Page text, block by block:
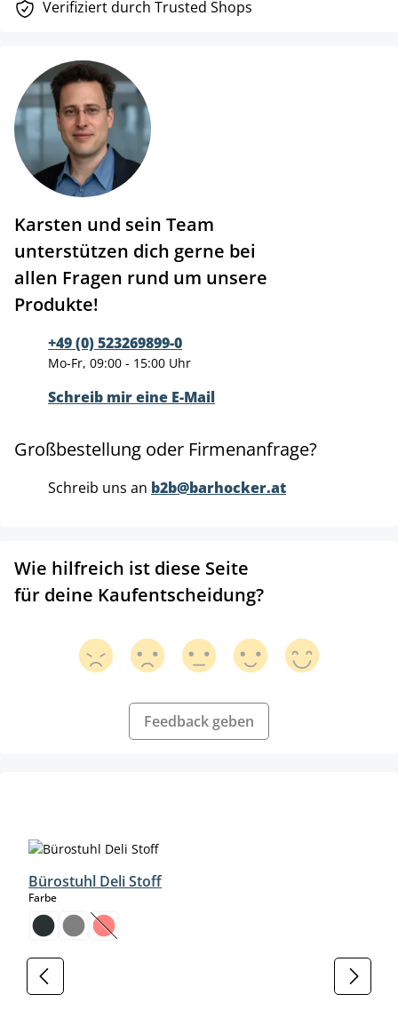
Verifiziert durch Trusted Shops
Karsten und sein Team
unterstützen dich gerne bei
allen Fragen rund um unsere
Produkte!
+49 (0) 523269899-0
Mo-Fr, 09:00 - 15:00 Uhr
Schreib mir eine E-Mail
Großbestellung oder Firmenanfrage?
Schreib uns an b2b@barhocker.at
Wie hilfreich ist diese Seite
für deine Kaufentscheidung?
Feedback geben
Bürostuhl Deli Stoff
Farbeauswählen
(Diese Option ist zurzeit nicht verfügbar.)